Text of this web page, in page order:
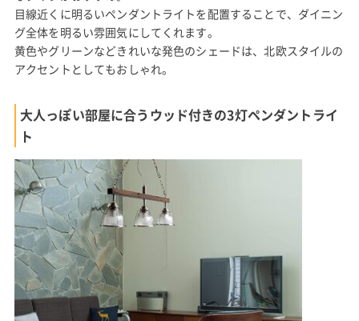
目線近くに明るいペンダントライトを配置することで、ダイニン
グ全体を明るい雰囲気にしてくれます。
黄色やグリーンなどきれいな発色のシェードは、北欧スタイルの
アクセントとしてもおしゃれ。
大人っぽい部屋に合うウッド付きの3灯ペンダントライ
ト